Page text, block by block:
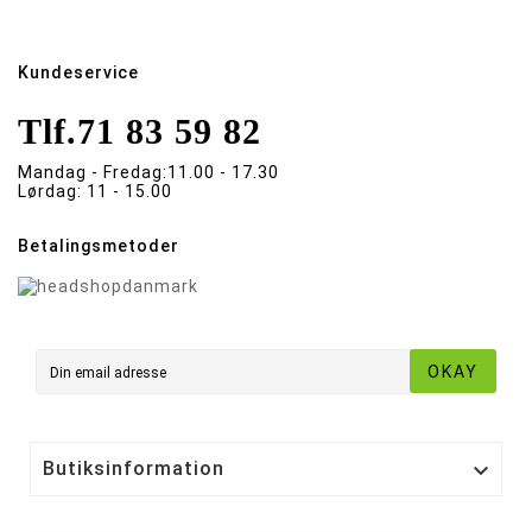
Kundeservice
Tlf.71 83 59 82
Mandag - Fredag:11.00 - 17.30
Lørdag: 11 - 15.00
Betalingsmetoder
OKAY
Butiksinformation 